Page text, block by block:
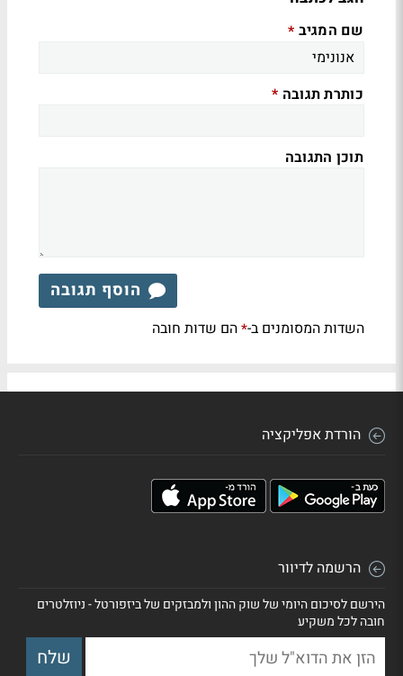
שם המגיב *
כותרת תגובה *
תוכן התגובה
הוסף תגובה
השדות המסומנים ב-*הם שדות חובה
הורדת אפליקציה
הרשמה לדיוור
הירשם לסיכום היומי של שוק ההון ולמבזקים של ביזפורטל - ניוזלטרים
חובה לכל משקיע